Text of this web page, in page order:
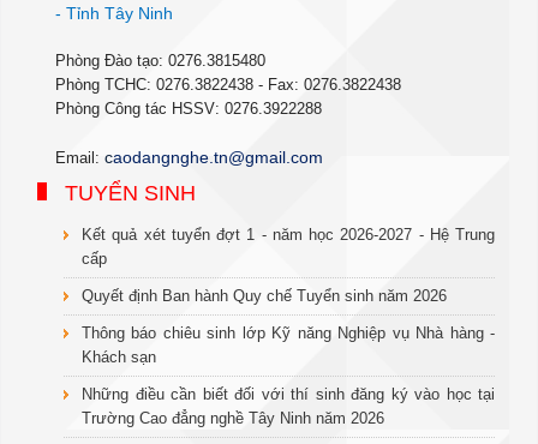
- Tỉnh Tây Ninh
Phòng Đào tạo: 0276.3815480
Phòng TCHC: 0276.3822438 - Fax: 0276.3822438
Phòng Công tác HSSV: 0276.3922288
Email: caodangnghe.tn@gmail.com
TUYỂN SINH
Kết quả xét tuyển đợt 1 - năm học 2026-2027 - Hệ Trung
cấp
Quyết định Ban hành Quy chế Tuyển sinh năm 2026
Thông báo chiêu sinh lớp Kỹ năng Nghiệp vụ Nhà hàng -
Khách sạn
Những điều cần biết đối với thí sinh đăng ký vào học tại
Trường Cao đẳng nghề Tây Ninh năm 2026